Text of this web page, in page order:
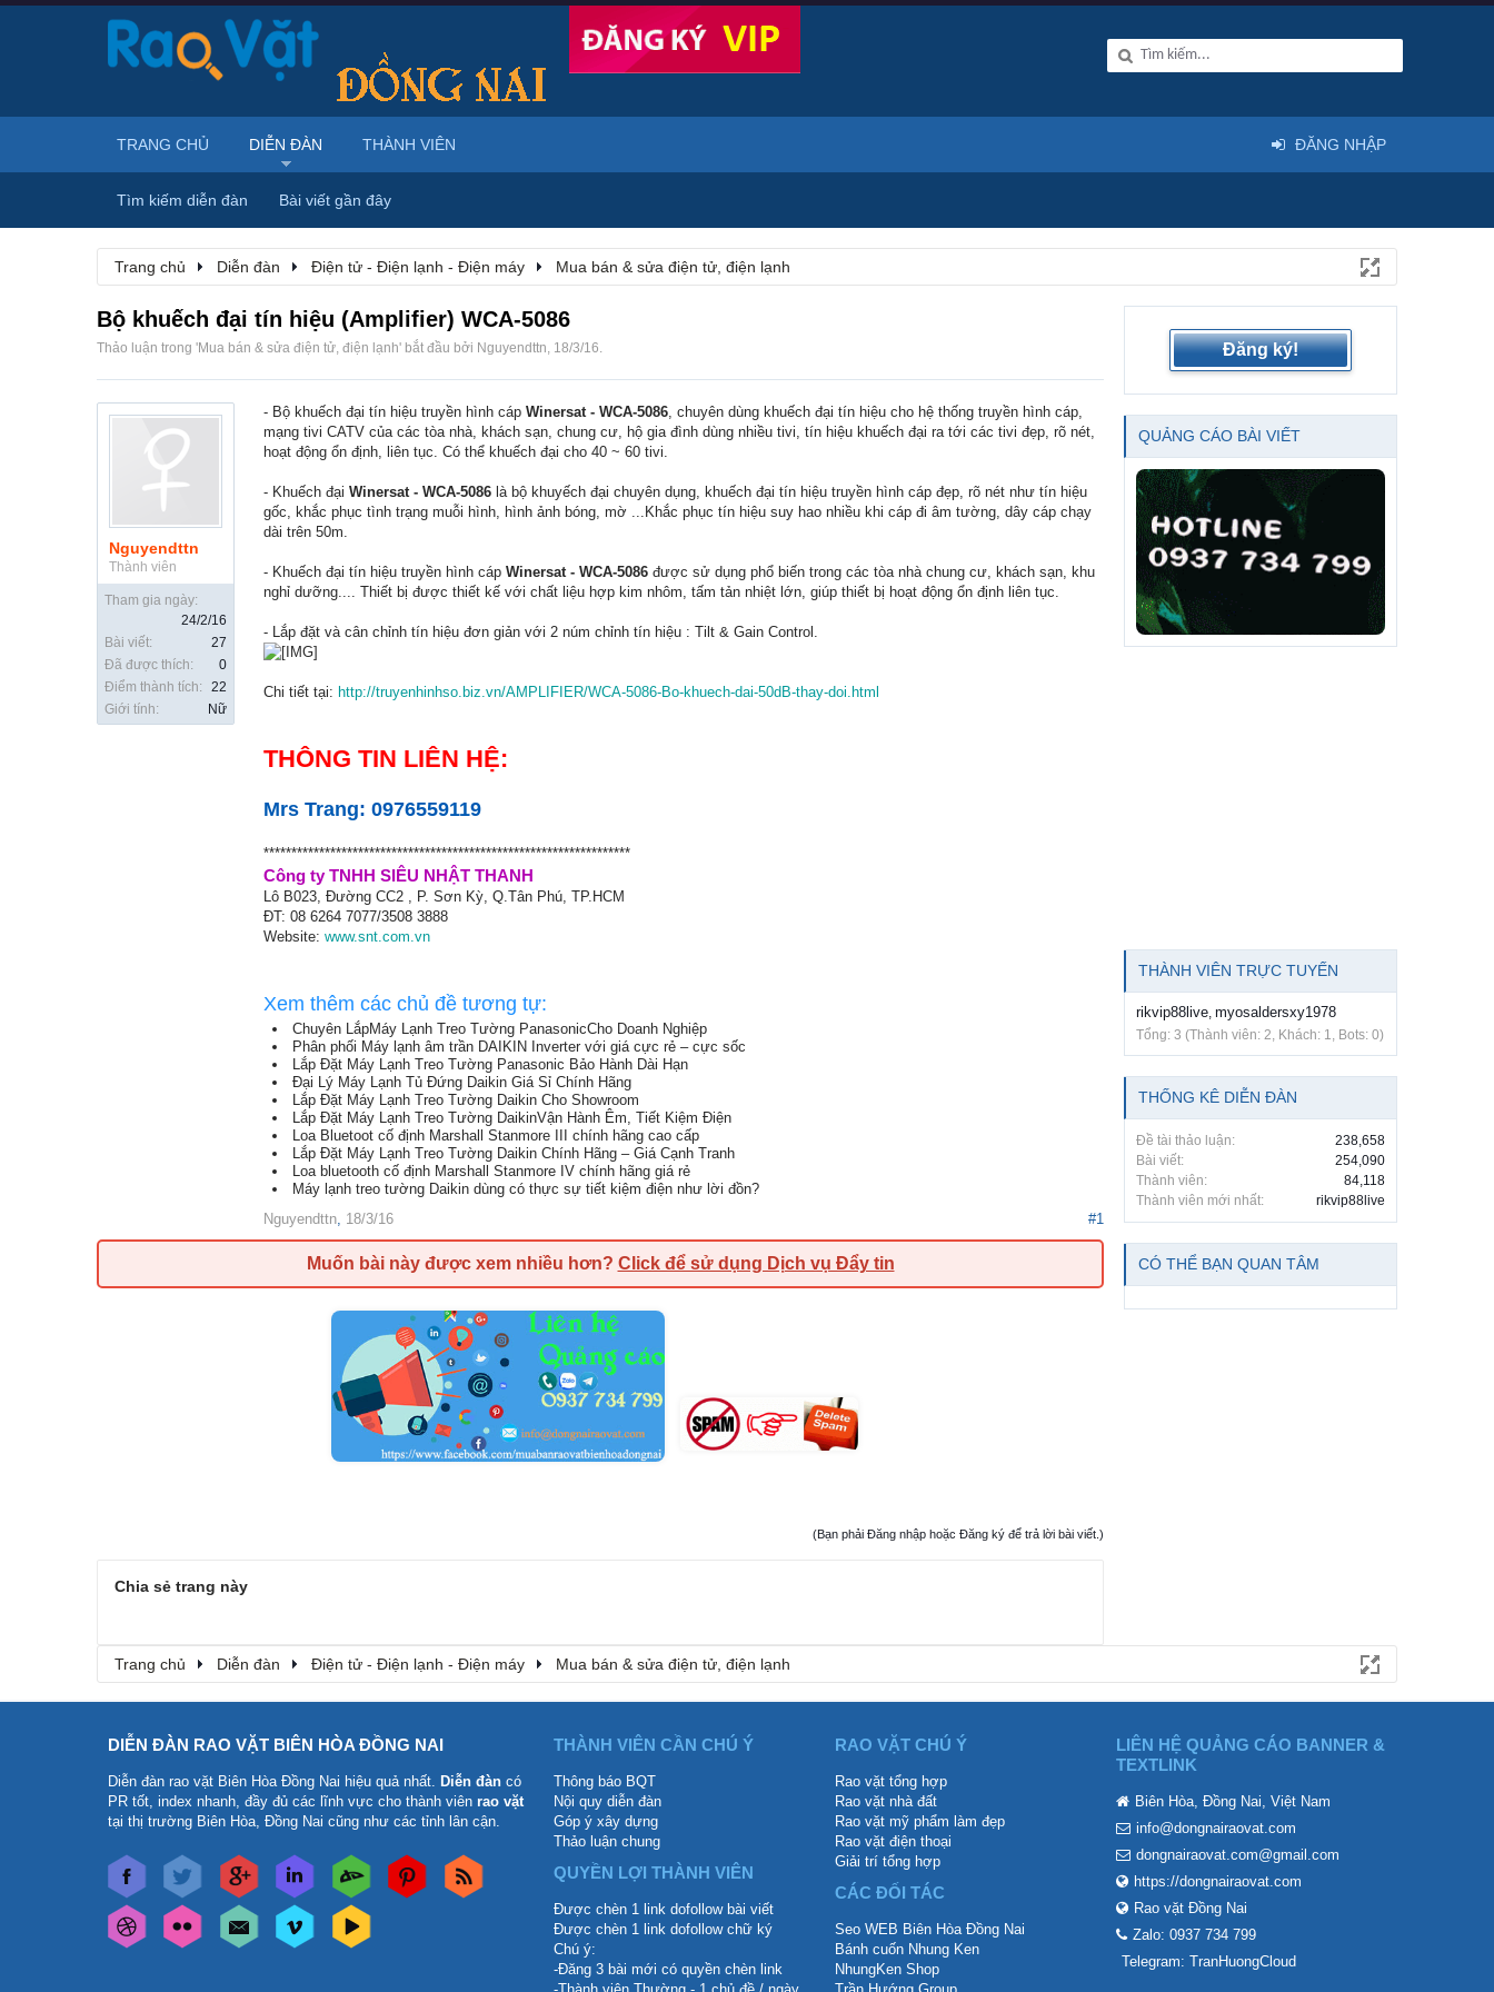
Trang chủ Diễn đàn Điện tử - Điện lạnh - Điện máy Mua bán & sửa điện tử, điện lạnh
Bộ khuếch đại tín hiệu (Amplifier) WCA-5086
Thảo luận trong 'Mua bán & sửa điện tử, điện lạnh' bắt đầu bởi Nguyendttn, 18/3/16.
Nguyendttn
Thành viên
Tham gia ngày:
24/2/16
Bài viết:
27
Đã được thích:
0
Điểm thành tích:
22
Giới tính:
Nữ
- Bộ khuếch đại tín hiệu truyền hình cáp Winersat - WCA-5086, chuyên dùng khuếch đại tín hiệu cho hệ thống truyền hình cáp,
mạng tivi CATV của các tòa nhà, khách sạn, chung cư, hộ gia đình dùng nhiều tivi, tín hiệu khuếch đại ra tới các tivi đẹp, rõ nét,
hoạt động ổn định, liên tục. Có thể khuếch đại cho 40 ~ 60 tivi.
- Khuếch đại Winersat - WCA-5086 là bộ khuyếch đại chuyên dụng, khuếch đại tín hiệu truyền hình cáp đẹp, rõ nét như tín hiệu
gốc, khắc phục tình trạng muỗi hình, hình ảnh bóng, mờ ...Khắc phục tín hiệu suy hao nhiều khi cáp đi âm tường, dây cáp chạy
dài trên 50m.
- Khuếch đại tín hiệu truyền hình cáp Winersat - WCA-5086 được sử dụng phổ biến trong các tòa nhà chung cư, khách sạn, khu
nghỉ dưỡng.... Thiết bị được thiết kế với chất liệu hợp kim nhôm, tấm tản nhiệt lớn, giúp thiết bị hoạt động ổn định liên tục.
- Lắp đặt và cân chỉnh tín hiệu đơn giản với 2 núm chỉnh tín hiệu : Tilt & Gain Control.
Chi tiết tại: http://truyenhinhso.biz.vn/AMPLIFIER/WCA-5086-Bo-khuech-dai-50dB-thay-doi.html
THÔNG TIN LIÊN HỆ:
Mrs Trang: 0976559119
******************************************************************
Công ty TNHH SIÊU NHẬT THANH
Lô B023, Đường CC2 , P. Sơn Kỳ, Q.Tân Phú, TP.HCM
ĐT: 08 6264 7077/3508 3888
Website: www.snt.com.vn
Xem thêm các chủ đề tương tự:
Chuyên LắpMáy Lạnh Treo Tường PanasonicCho Doanh Nghiệp
Phân phối Máy lạnh âm trần DAIKIN Inverter với giá cực rẻ – cực sốc
Lắp Đặt Máy Lạnh Treo Tường Panasonic Bảo Hành Dài Hạn
Đại Lý Máy Lạnh Tủ Đứng Daikin Giá Sỉ Chính Hãng
Lắp Đặt Máy Lạnh Treo Tường Daikin Cho Showroom
Lắp Đặt Máy Lạnh Treo Tường DaikinVận Hành Êm, Tiết Kiệm Điện
Loa Bluetoot cố định Marshall Stanmore III chính hãng cao cấp
Lắp Đặt Máy Lạnh Treo Tường Daikin Chính Hãng – Giá Cạnh Tranh
Loa bluetooth cố định Marshall Stanmore IV chính hãng giá rẻ
Máy lạnh treo tường Daikin dùng có thực sự tiết kiệm điện như lời đồn?
Nguyendttn, 18/3/16 #1
Muốn bài này được xem nhiều hơn? Click để sử dụng Dịch vụ Đẩy tin
(Bạn phải Đăng nhập hoặc Đăng ký để trả lời bài viết.)
Chia sẻ trang này
Đăng ký!
QUẢNG CÁO BÀI VIẾT
THÀNH VIÊN TRỰC TUYẾN
rikvip88live, myosaldersxy1978
Tổng: 3 (Thành viên: 2, Khách: 1, Bots: 0)
THỐNG KÊ DIỄN ĐÀN
Đề tài thảo luận:
238,658
Bài viết:
254,090
Thành viên:
84,118
Thành viên mới nhất:
rikvip88live
CÓ THỂ BẠN QUAN TÂM
Trang chủ Diễn đàn Điện tử - Điện lạnh - Điện máy Mua bán & sửa điện tử, điện lạnh
TRANG CHỦ DIỄN ĐÀN
Tìm kiếm diễn đàn Bài viết gần đây
THÀNH VIÊN ĐĂNG NHẬP
DIỄN ĐÀN RAO VẶT BIÊN HÒA ĐỒNG NAI
Diễn đàn rao vặt Biên Hòa Đồng Nai hiệu quả nhất. Diễn đàn có
PR tốt, index nhanh, đầy đủ các lĩnh vực cho thành viên rao vặt
tại thị trường Biên Hòa, Đồng Nai cũng như các tỉnh lân cận.
THÀNH VIÊN CẦN CHÚ Ý
Thông báo BQT
Nội quy diễn đàn
Góp ý xây dựng
Thảo luận chung
QUYỀN LỢI THÀNH VIÊN
Được chèn 1 link dofollow bài viết
Được chèn 1 link dofollow chữ ký
Chú ý:
-Đăng 3 bài mới có quyền chèn link
RAO VẶT CHÚ Ý
Rao vặt tổng hợp
Rao vặt nhà đất
Rao vặt mỹ phẩm làm đẹp
Rao vặt điện thoại
Giải trí tổng hợp
CÁC ĐỐI TÁC
Seo WEB Biên Hòa Đồng Nai
Bánh cuốn Nhung Ken
NhungKen Shop
LIÊN HỆ QUẢNG CÁO BANNER &
TEXTLINK
Biên Hòa, Đồng Nai, Việt Nam
info@dongnairaovat.com
dongnairaovat.com@gmail.com
https://dongnairaovat.com
Rao vặt Đồng Nai
Zalo: 0937 734 799
Telegram: TranHuongCloud